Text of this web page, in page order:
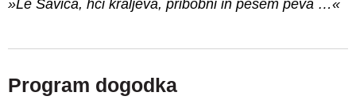
»Le Savica, hči kraljeva, pribobni in pesem peva …«
Program dogodka